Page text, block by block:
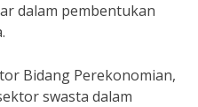
dalam pembentukan
Bidang Perekonomian,
swasta dalam